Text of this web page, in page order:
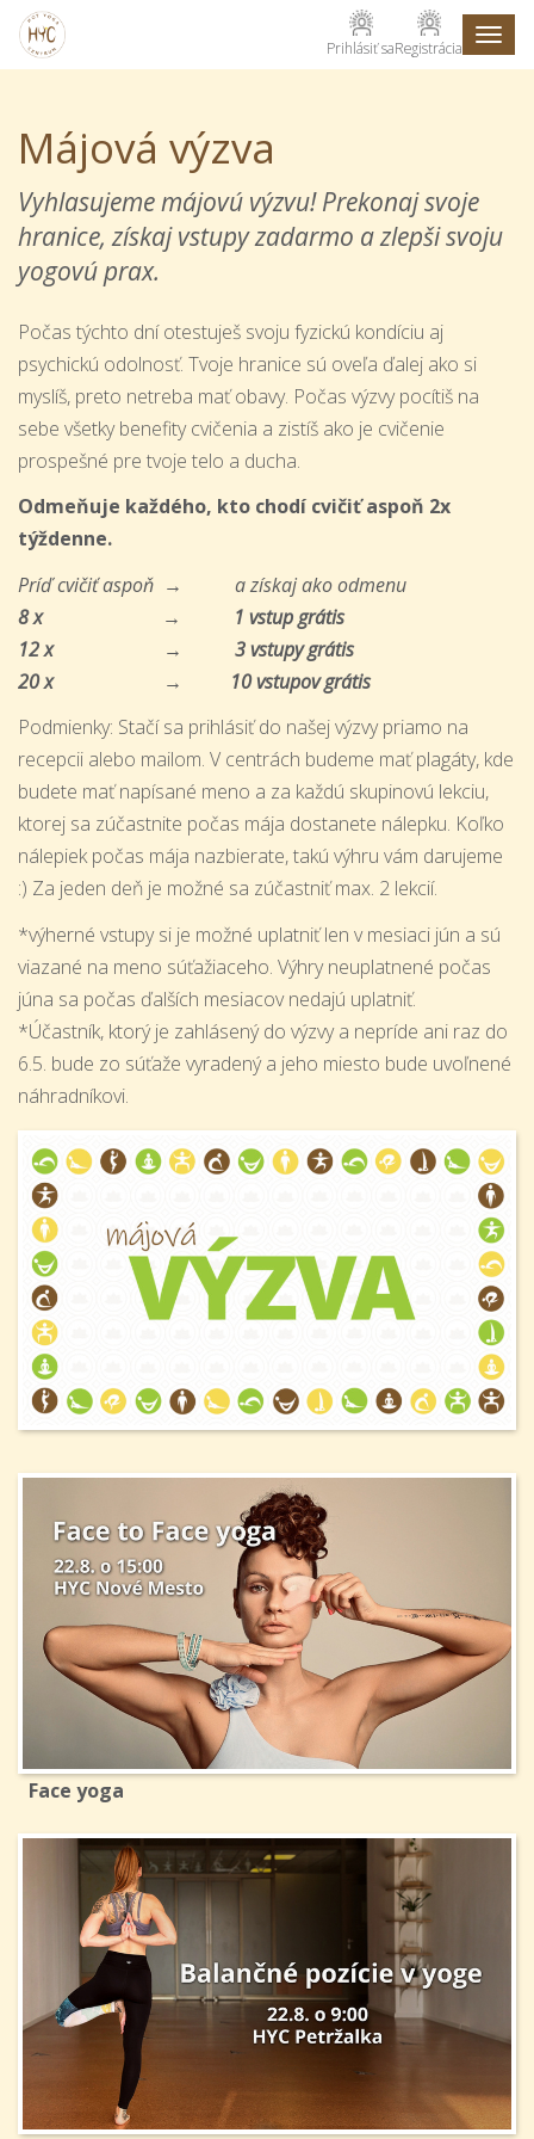
Prihlásiť saRegistrácia
Májová výzva
Vyhlasujeme májovú výzvu! Prekonaj svoje
hranice, získaj vstupy zadarmo a zlepši svoju
yogovú prax.
Počas týchto dní otestuješ svoju fyzickú kondíciu aj
psychickú odolnosť. Tvoje hranice sú oveľa ďalej ako si
myslíš, preto netreba mať obavy. Počas výzvy pocítiš na
sebe všetky benefity cvičenia a zistíš ako je cvičenie
prospešné pre tvoje telo a ducha.
Odmeňuje každého, kto chodí cvičiť aspoň 2x
týždenne.
Príď cvičiť aspoň → a získaj ako odmenu
8 x → 1 vstup grátis
12 x → 3 vstupy grátis
20 x → 10 vstupov grátis
Podmienky: Stačí sa prihlásiť do našej výzvy priamo na
recepcii alebo mailom. V centrách budeme mať plagáty, kde
budete mať napísané meno a za každú skupinovú lekciu,
ktorej sa zúčastnite počas mája dostanete nálepku. Koľko
nálepiek počas mája nazbierate, takú výhru vám darujeme
:) Za jeden deň je možné sa zúčastniť max. 2 lekcií.
*výherné vstupy si je možné uplatniť len v mesiaci jún a sú
viazané na meno súťažiaceho. Výhry neuplatnené počas
júna sa počas ďalších mesiacov nedajú uplatniť.
*Účastník, ktorý je zahlásený do výzvy a nepríde ani raz do
6.5. bude zo súťaže vyradený a jeho miesto bude uvoľnené
náhradníkovi.
Face yoga